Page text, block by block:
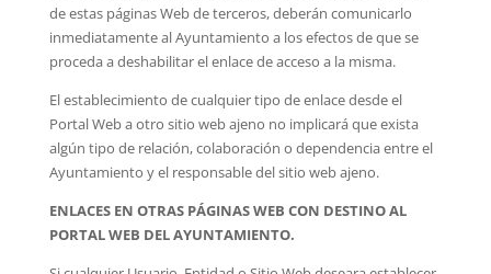
de estas páginas Web de terceros, deberán comunicarlo
inmediatamente al Ayuntamiento a los efectos de que se
proceda a deshabilitar el enlace de acceso a la misma.
El establecimiento de cualquier tipo de enlace desde el
Portal Web a otro sitio web ajeno no implicará que exista
algún tipo de relación, colaboración o dependencia entre el
Ayuntamiento y el responsable del sitio web ajeno.
ENLACES EN OTRAS PÁGINAS WEB CON DESTINO AL
PORTAL WEB DEL AYUNTAMIENTO.